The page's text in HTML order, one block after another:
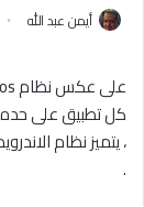
أيمن عبد الله
كل تطبيق على حده
، يتميز نظام
.